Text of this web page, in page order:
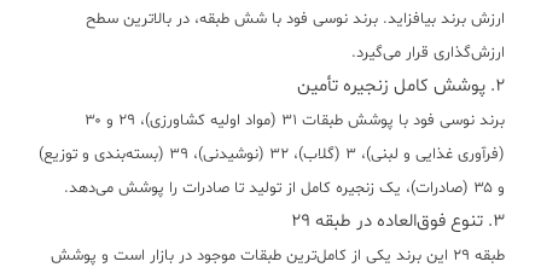
ارزش برند بیافزاید. برند نوسی فود با شش طبقه، در بالاترین سطح
ارزش‌گذاری قرار می‌گیرد.
۲. پوشش کامل زنجیره تأمین
برند نوسی فود با پوشش طبقات ۳۱ (مواد اولیه کشاورزی)، ۲۹ و ۳۰
(فرآوری غذایی و لبنی)، ۳ (گلاب)، ۳۲ (نوشیدنی)، ۳۹ (بسته‌بندی و توزیع)
و ۳۵ (صادرات)، یک زنجیره کامل از تولید تا صادرات را پوشش می‌دهد.
۳. تنوع فوق‌العاده در طبقه ۲۹
طبقه ۲۹ این برند یکی از کامل‌ترین طبقات موجود در بازار است و پوشش